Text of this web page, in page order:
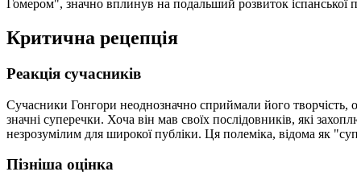
Гомером", значно вплинув на подальший розвиток іспанської
Критична рецепція
Реакція сучасників
Сучасники Гонгори неоднозначно сприймали його
значні суперечки. Хоча він мав своїх послідовників, які
незрозумілим для широкої публіки. Ця полеміка, відома як
Пізніша оцінка